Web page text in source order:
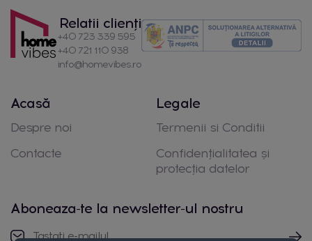
Relatii clienți
+40 723 339 595
+40 721 110 938
info@homevibes.ro
Acasă
Despre noi
Contacte
Legale
Termenii si Conditii
Confidențialitatea și
protecția datelor
Aboneaza-te la newsletter-ul nostru